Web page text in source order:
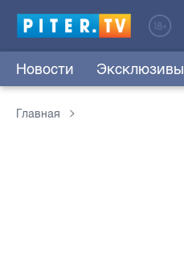
Новости Эксклюзивы
Главная